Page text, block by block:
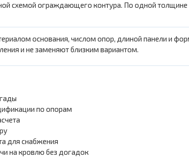
схемой ограждающего контура. По одной толщине
основания, числом опор, длиной панели и
и не заменяют близким вариантом.
по опорам
для снабжения
на кровлю без догадок